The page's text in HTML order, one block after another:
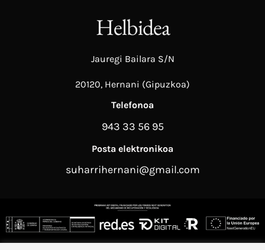
Helbidea
Jauregi Bailara S/N
20120, Hernani (Gipuzkoa)
Telefonoa
943 33 56 95
Posta elektronikoa
suharrihernani@gmail.com